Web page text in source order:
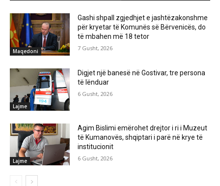
Maqedoni
Gashi shpall zgjedhjet e jashtëzakonshme
për kryetar të Komunës së Bërvenicës, do
të mbahen më 18 tetor
7 Gusht, 2026
Lajme
Digjet një banesë në Gostivar, tre persona
të lënduar
6 Gusht, 2026
Lajme
Agim Bislimi emërohet drejtor i ri i Muzeut
të Kumanovës, shqiptari i parë në krye të
institucionit
6 Gusht, 2026